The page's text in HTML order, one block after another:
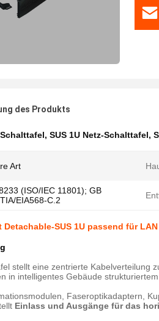
des Produkts
, SUS 1U Netz-Schalttafel,
Art
(ISO/IEC 11801); GB
EIA568-C.2
SUS 1U passend für
stellt eine zentrierte
in intelligentes Gebäude
Faseroptikadaptern,
Einlass und Ausgänge für das